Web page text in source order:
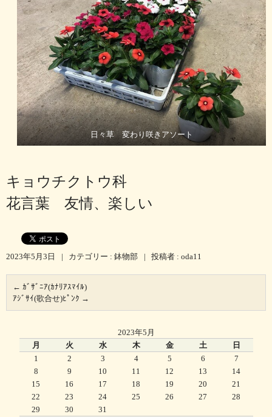
日々草 変わり咲きアソート
キョウチクトウ科
花言葉 友情、楽しい
2023年5月3日 | カテゴリー : 鉢物部 | 投稿者 : oda11
← ｶﾞｻﾞﾆｱ(ｶﾅﾘｱｽﾏｲﾙ)
ｱｼﾞｻｲ(歌合せ)ﾋﾟﾝｸ →
2023年5月
月
火 水 木 金 土 日
1 2 3 4 5 6
7
8
9 10 11 12 13
14
15
16 17 18 19 20
21
22
23 24 25 26 27
28
29
30 31